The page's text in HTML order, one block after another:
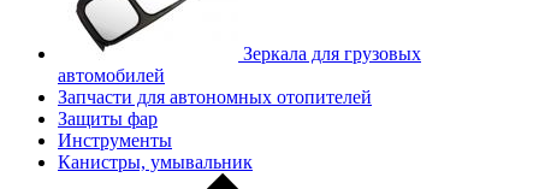
Зеркала для грузовых
автомобилей
Запчасти для автономных отопителей
Защиты фар
Инструменты
Канистры, умывальник